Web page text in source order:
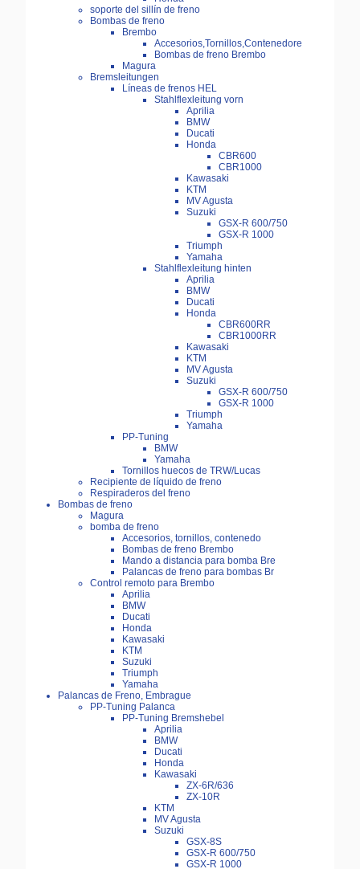
soporte del sillín de freno
Bombas de freno
Brembo
Accesorios,Tornillos,Contenedore
Bombas de freno Brembo
Magura
Bremsleitungen
Líneas de frenos HEL
Stahlflexleitung vorn
Aprilia
BMW
Ducati
Honda
CBR600
CBR1000
Kawasaki
KTM
MV Agusta
Suzuki
GSX-R 600/750
GSX-R 1000
Triumph
Yamaha
Stahlflexleitung hinten
Aprilia
BMW
Ducati
Honda
CBR600RR
CBR1000RR
Kawasaki
KTM
MV Agusta
Suzuki
GSX-R 600/750
GSX-R 1000
Triumph
Yamaha
PP-Tuning
BMW
Yamaha
Tornillos huecos de TRW/Lucas
Recipiente de líquido de freno
Respiraderos del freno
Bombas de freno
Magura
bomba de freno
Accesorios, tornillos, contenedo
Bombas de freno Brembo
Mando a distancia para bomba Bre
Palancas de freno para bombas Br
Control remoto para Brembo
Aprilia
BMW
Ducati
Honda
Kawasaki
KTM
Suzuki
Triumph
Yamaha
Palancas de Freno, Embrague
PP-Tuning Palanca
PP-Tuning Bremshebel
Aprilia
BMW
Ducati
Honda
Kawasaki
ZX-6R/636
ZX-10R
KTM
MV Agusta
Suzuki
GSX-8S
GSX-R 600/750
GSX-R 1000